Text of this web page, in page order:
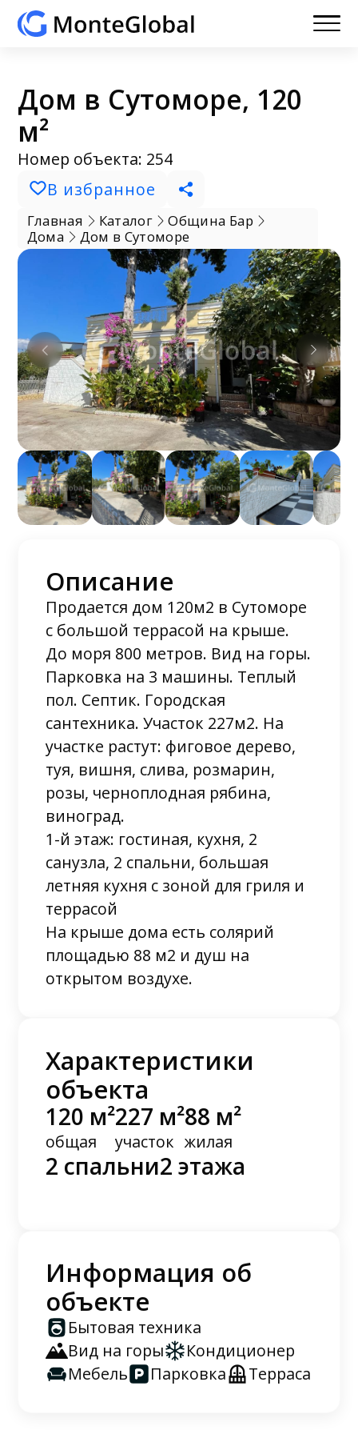
Дом в Сутоморе, 120
м²
Номер объекта: 254
В избранное
Главная Каталог
Община Бар
Дома
Дом в Сутоморе
Описание
Продается дом 120м2 в Сутоморе
с большой террасой на крыше.
До моря 800 метров. Вид на горы.
Парковка на 3 машины. Теплый
пол. Септик. Городская
сантехника. Участок 227м2. На
участке растут: фиговое дерево,
туя, вишня, слива, розмарин,
розы, черноплодная рябина,
виноград.
1-й этаж: гостиная, кухня, 2
санузла, 2 спальни, большая
летняя кухня с зоной для гриля и
террасой
На крыше дома есть солярий
площадью 88 м2 и душ на
открытом воздухе.
Характеристики
объекта
120 м²
общая
227 м²
участок
88 м²
жилая
2 спальни2 этажа
Информация об
объекте
Бытовая техника
Вид на горы
Кондиционер
Мебель
Парковка Терраса